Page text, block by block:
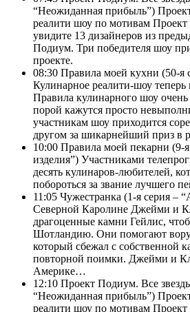
“Неожиданная прибыль”)
реалити шоу по мотивам
увидите 13 дизайнеров из
Подиум. Три победителя шоу
проекте.
08:30 Правила моей кухни (50-я
Кулинарное реалити-шоу
Правила кулинарного шоу очень
порой кажутся просто
участникам шоу приходится
другом за шикарнейший приз в
10:00 Правила моей пекарни (9-
изделия”) Участниками
десять кулинаров-любителей,
побороться за звание лучшего
11:05 Чужестранка (1-я серия –
Северной Каролине Джейми и
драгоценные камни Гейлис,
Шотландию. Они помогают
который сбежал с собственной
повторной поимки. Джейми и
Америке…
12:10 Проект Подиум. Все
“Неожиданная прибыль”)
реалити шоу по мотивам